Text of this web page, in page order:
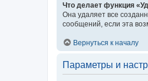
Что делает функция
Она удаляет все
сообщений, если эта
Вернуться к началу
Параметры и